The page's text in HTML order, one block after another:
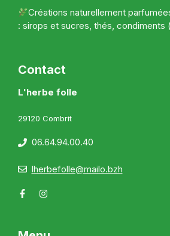
Créations naturellement
: sirops et sucres, thés, condiments
Contact
L'herbe folle
29120 Combrit
06.64.94.00.40
lherbefolle@mailo.bzh